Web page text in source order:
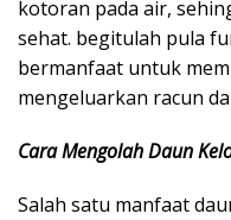
kotoran pada air,
sehat. begitulah pula
bermanfaat untuk
mengeluarkan racun
Cara Mengolah Daun
Salah satu manfaat